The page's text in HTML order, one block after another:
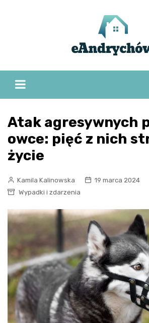
Atak agresywnych
owce: pięć z nich
życie
Kamila Kalinowska
19 marca 2024
Wypadki i zdarzenia